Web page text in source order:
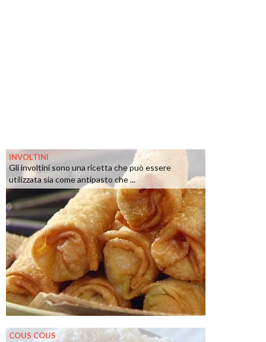
INVOLTINI
Gli involtini sono una ricetta che può essere
utilizzata sia come antipasto che ...
COUS COUS